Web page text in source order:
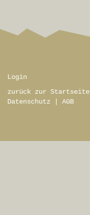
Login
zurück zur Startseite
Datenschutz
AGB